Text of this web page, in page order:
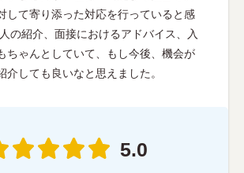
して寄り添った対応を行っていると感
の紹介、面接におけるアドバイス、入
ちゃんとしていて、もし今後、機会が
介しても良いなと思えました。
5.0